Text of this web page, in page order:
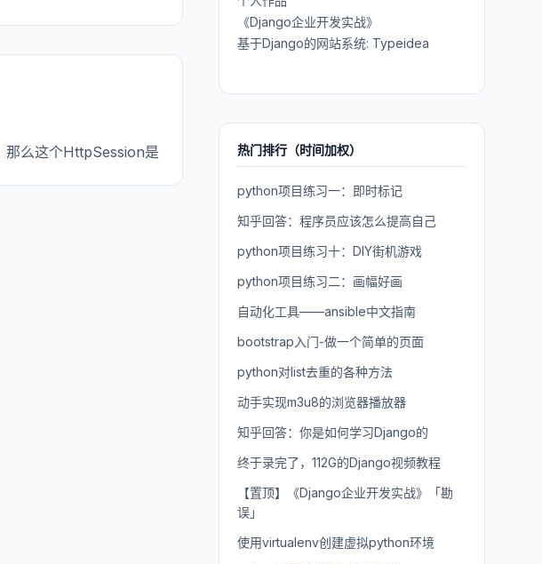
那么这个HttpSession是
《Django企业开发实战》
基于Django的网站系统: Typeidea
热门排行（时间加权）
python项目练习一：即时标记
知乎回答：程序员应该怎么提高自己
python项目练习十：DIY街机游戏
python项目练习二：画幅好画
自动化工具——ansible中文指南
bootstrap入门-做一个简单的页面
python对list去重的各种方法
动手实现m3u8的浏览器播放器
知乎回答：你是如何学习Django的
终于录完了，112G的Django视频教程
【置顶】《Django企业开发实战》「勘
误」
使用virtualenv创建虚拟python环境